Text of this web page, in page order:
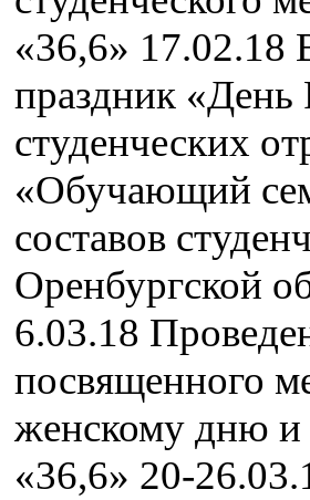
«36,6» 17.02.18
праздник «День
студенческих
«Обучающий
составов
Оренбургской
6.03.18
посвященного
женскому дню
«36,6» 20-